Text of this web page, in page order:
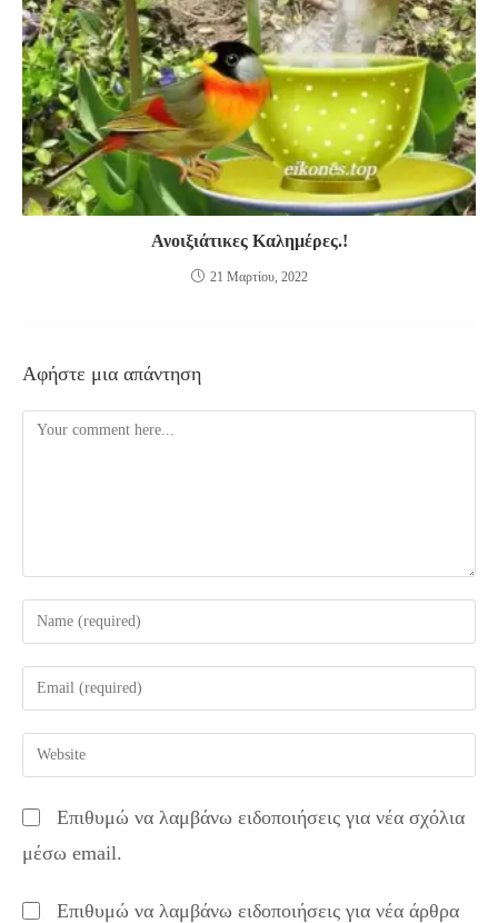
Ανοιξιάτικες Καλημέρες.!
21 Μαρτίου, 2022
Αφήστε μια απάντηση
Comment
Enter
your
name
comment
Enter
your
email
address
comment
Enter
your
URL
(optional)
Επιθυμώ να λαμβάνω ειδοποιήσεις για νέα σχόλια
μέσω email.
Επιθυμώ να λαμβάνω ειδοποιήσεις για νέα άρθρα